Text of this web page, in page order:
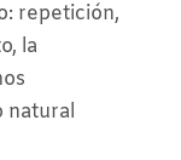
repetición,
la
natural